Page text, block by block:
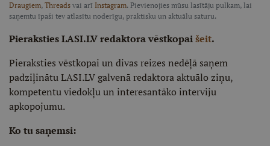
Draugiem, Threads vai arī Instagram. Pievienojies mūsu lasītāju pulkam, lai
saņemtu īpaši tev atlasītu noderīgu, praktisku un aktuālu saturu.
Pieraksties LASI.LV redaktora vēstkopaišeit.
Pieraksties vēstkopai un divas reizes nedēļā saņem
padziļinātu LASI.LV galvenā redaktora aktuālo ziņu,
kompetentu viedokļu un interesantāko interviju
apkopojumu.
Ko tu saņemsi: